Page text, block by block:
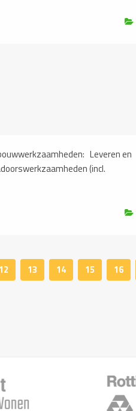
Leveren en
(incl.
12 13 14 15 16